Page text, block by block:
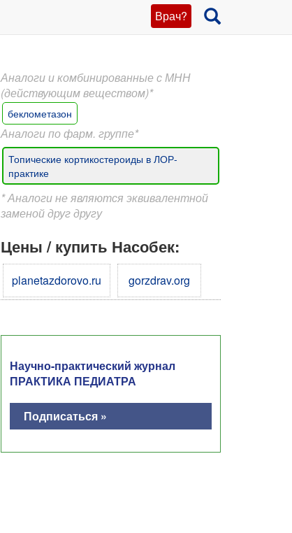
Врач?
Аналоги и комбинированные с МНН
(действующим веществом)*
беклометазон
Аналоги по фарм. группе*
Топические кортикостероиды в ЛОР-
практике
* Аналоги не являются эквивалентной
заменой друг другу
Цены / купить Насобек:
planetazdorovo.ru gorzdrav.org
Научно-практический журнал
ПРАКТИКА ПЕДИАТРА
Подписаться »